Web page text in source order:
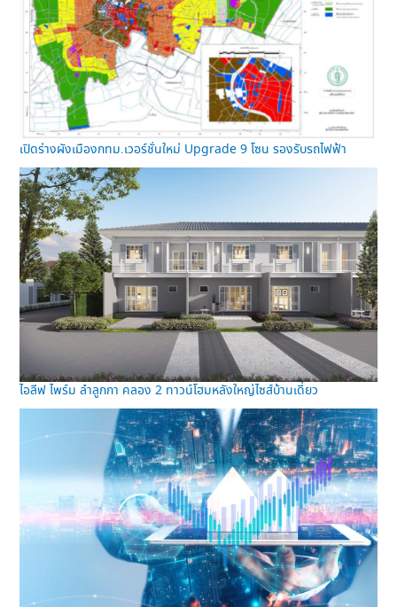
เปิดร่างผังเมืองกทม.เวอร์ชั่นใหม่ Upgrade 9 โซน รองรับรถไฟฟ้า
ไอลีฟ ไพร์ม ลำลูกกา คลอง 2 ทาวน์โฮมหลังใหญ่ไซส์บ้านเดี่ยว